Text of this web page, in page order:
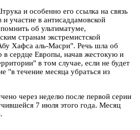
и особенно его ссылка на связь
участие в антисаддамовской
об ультиматуме,
странам экстремистской
Хафса аль-Масри". Речь шла об
в сердце Европы, начав жестокую и
в том случае, если не будет
"в течение месяца убраться из
через неделю после первой серии
7 июля этого года. Месяц